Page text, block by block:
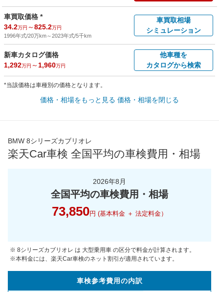
車買取価格 *
34.2万円 ～825.2万円
1996年式/20万km～2023年式/5千km
車買取相場
シミュレーション
新車カタログ価格
1,292万円 ～ 1,960万円
他車種を
カタログから検索
*当該価格は車種別の価格となります。
価格・相場をもっと見る 価格・相場を閉じる
BMW 8シリーズカブリオレ
楽天Car車検 全国平均の車検費用・相場
2026年8月
全国平均の車検費用・相場
73,850円 (基本料金 ＋ 法定料金）
※ 8シリーズカブリオレ は 大型乗用車 の区分で料金が計算されます。
※本料金には、楽天Car車検のネット割引が適用されています。
車検参考費用の内訳